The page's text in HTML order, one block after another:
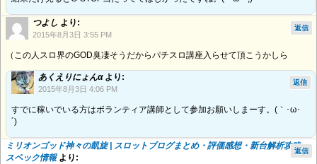
つよし より:
2015年8月3日 3:55 PM
（この人スロ界のGOD臭凄そうだからパチスロ講座入らせて頂こうかしら
返信
あくえりにょんα より:
2015年8月3日 4:06 PM
すでに稼いでいる方はボランティア講師として参加お願いしまーす。(｀･ω･
´)ゞ
返信
ミリオンゴッド神々の凱旋 | スロットブログまとめ・評価感想・新台解析攻略・
スペック情報 より:
返信